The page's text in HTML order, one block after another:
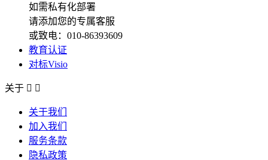
如需私有化部署
请添加您的专属客服
或致电：010-86393609
教育认证
对标Visio
关于  
关于我们
加入我们
服务条款
隐私政策